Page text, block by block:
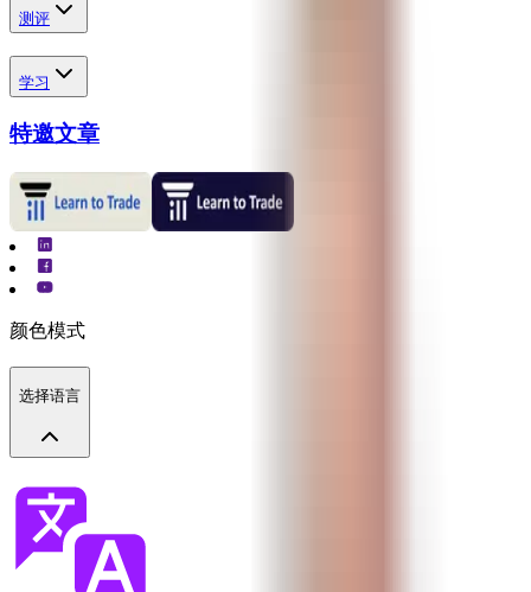
测评
学习
特邀文章
颜色模式
选择语言